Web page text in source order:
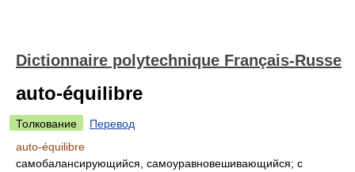
Dictionnaire polytechnique Français-Russe
auto-équilibre
Толкование
Перевод
auto-équilibre
самобалансирующийся, самоуравновешивающийся; с